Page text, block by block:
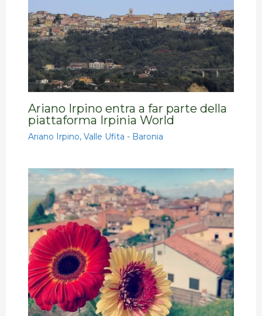
Ariano Irpino entra a far parte della
piattaforma Irpinia World
Ariano Irpino,Valle Ufita - Baronia